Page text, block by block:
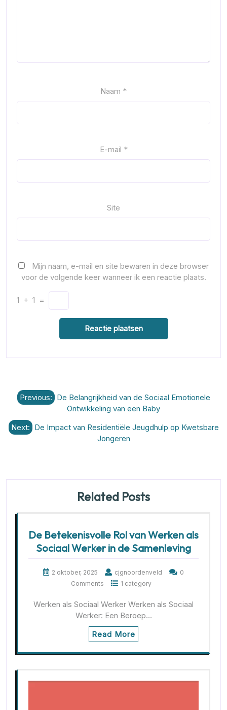
Naam *
E-mail *
Site
Mijn naam, e-mail en site bewaren in deze browser
voor de volgende keer wanneer ik een reactie plaats.
1 + 1 =
Berichtnavigatie
Previous: De Belangrijkheid van de Sociaal Emotionele
Ontwikkeling van een Baby
Next: De Impact van Residentiële Jeugdhulp op Kwetsbare
Jongeren
Related Posts
De Betekenisvolle Rol van Werken als
Sociaal Werker in de Samenleving
2 oktober, 2025 cjgnoordenveld
0
Comments
1 category
Werken als Sociaal Werker Werken als Sociaal
Werker: Een Beroep…
Read More